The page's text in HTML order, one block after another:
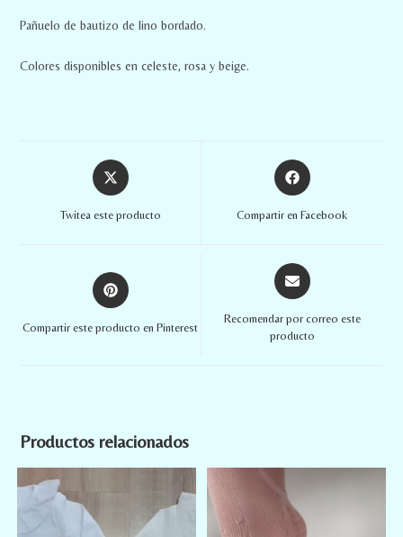
Pañuelo de bautizo de lino bordado.
Colores disponibles en celeste, rosa y beige.
Twitea este producto Compartir en Facebook
Compartir este producto en Pinterest
Recomendar por correo este
producto
Productos relacionados